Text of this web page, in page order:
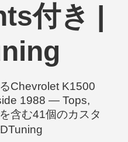
付き |
Chevrolet K1500
1988 — Tops,
含む41個のカスタ